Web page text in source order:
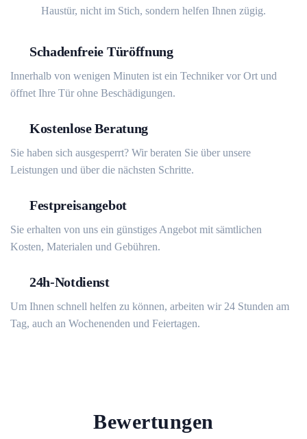
Haustür, nicht im Stich, sondern helfen Ihnen zügig.
Schadenfreie Türöffnung
Innerhalb von wenigen Minuten ist ein Techniker vor Ort und
öffnet Ihre Tür ohne Beschädigungen.
Kostenlose Beratung
Sie haben sich ausgesperrt? Wir beraten Sie über unsere
Leistungen und über die nächsten Schritte.
Festpreisangebot
Sie erhalten von uns ein günstiges Angebot mit sämtlichen
Kosten, Materialen und Gebühren.
24h-Notdienst
Um Ihnen schnell helfen zu können, arbeiten wir 24 Stunden am
Tag, auch an Wochenenden und Feiertagen.
Bewertungen